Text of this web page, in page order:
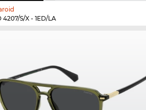
4207/S/X - 1ED/LA